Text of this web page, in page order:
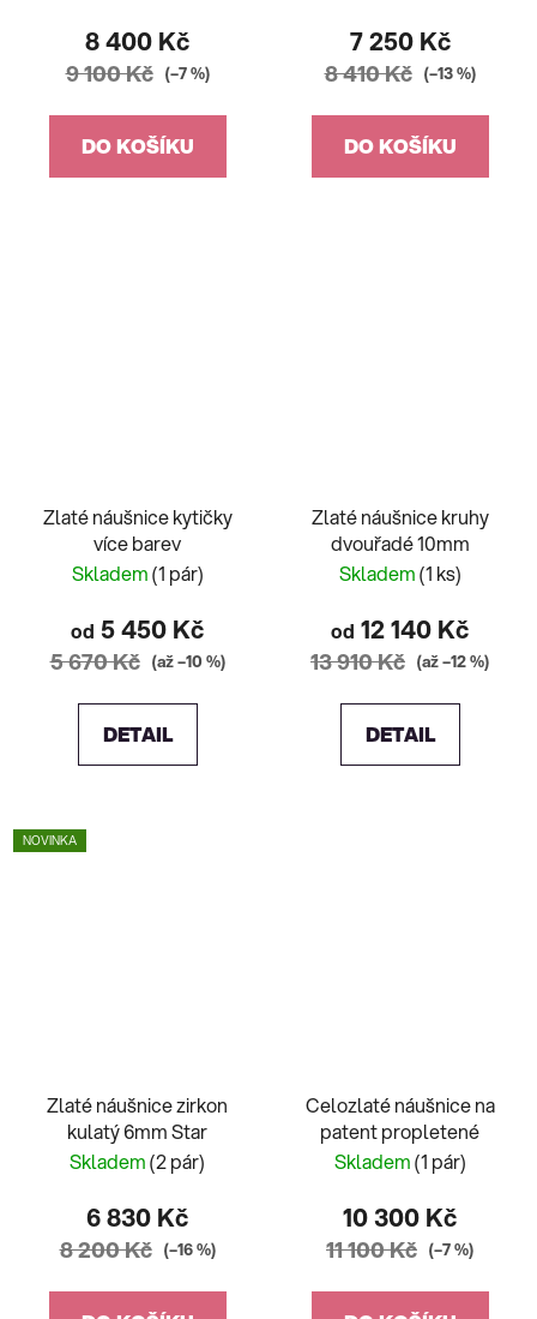
8 400 Kč
9 100 Kč (–7 %)
DO KOŠÍKU
7 250 Kč
8 410 Kč (–13 %)
DO KOŠÍKU
Zlaté náušnice kytičky
více barev
Skladem(1 pár)
od 5 450 Kč
5 670 Kč (až –10 %)
DETAIL
Zlaté náušnice kruhy
dvouřadé 10mm
Skladem(1 ks)
od 12 140 Kč
13 910 Kč (až –12 %)
DETAIL
NOVINKA
Zlaté náušnice zirkon
kulatý 6mm Star
Skladem(2 pár)
6 830 Kč
8 200 Kč (–16 %)
Celozlaté náušnice na
patent propletené
Skladem(1 pár)
10 300 Kč
11 100 Kč (–7 %)